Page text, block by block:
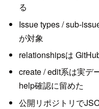
る
Issue types / sub-
が対象
relationshipsは
create / edit系は実デ
help確認に留めた
公開リポジトリで